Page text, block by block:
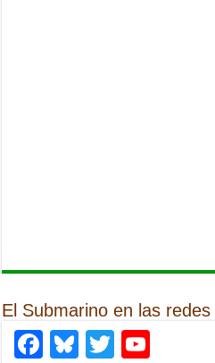
El Submarino en las redes
Facebook
Bluesky
Twitter